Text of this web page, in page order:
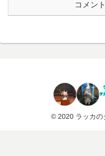
コメン
© 2020 ラッカの